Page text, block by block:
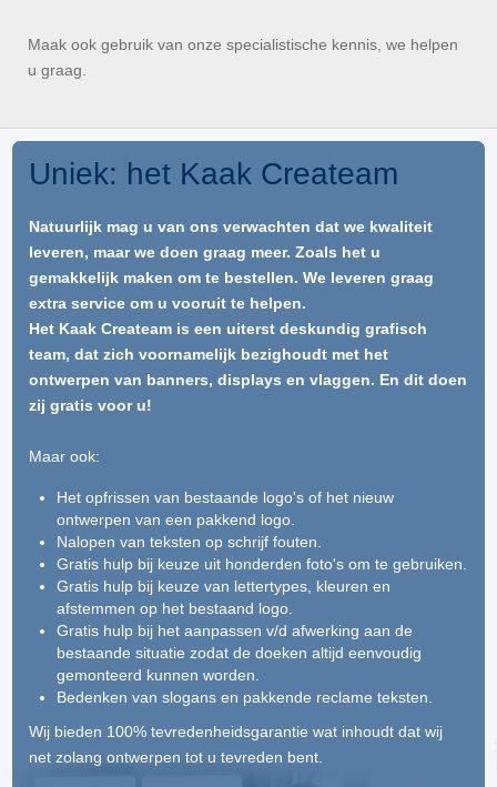
Maak ook gebruik van onze specialistische kennis, we helpen
u graag.
Uniek: het Kaak Createam
Natuurlijk mag u van ons verwachten dat we kwaliteit
leveren, maar we doen graag meer. Zoals het u
gemakkelijk maken om te bestellen. We leveren graag
extra service om u vooruit te helpen.
Het Kaak Createam is een uiterst deskundig grafisch
team, dat zich voornamelijk bezighoudt met het
ontwerpen van banners, displays en vlaggen. En dit doen
zij gratis voor u!
Maar ook:
Het opfrissen van bestaande logo's of het nieuw
ontwerpen van een pakkend logo.
Nalopen van teksten op schrijf fouten.
Gratis hulp bij keuze uit honderden foto's om te gebruiken.
Gratis hulp bij keuze van lettertypes, kleuren en
afstemmen op het bestaand logo.
Gratis hulp bij het aanpassen v/d afwerking aan de
bestaande situatie zodat de doeken altijd eenvoudig
gemonteerd kunnen worden.
Bedenken van slogans en pakkende reclame teksten.
Wij bieden 100% tevredenheidsgarantie wat inhoudt dat wij
net zolang ontwerpen tot u tevreden bent.